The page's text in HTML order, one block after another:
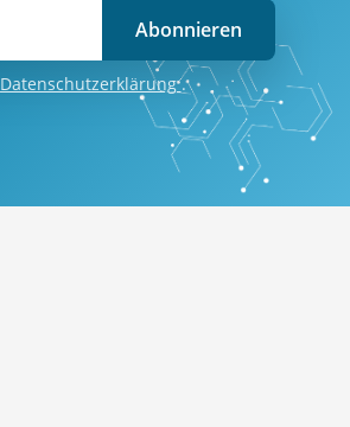
Abonnieren
Datenschutzerklärung.